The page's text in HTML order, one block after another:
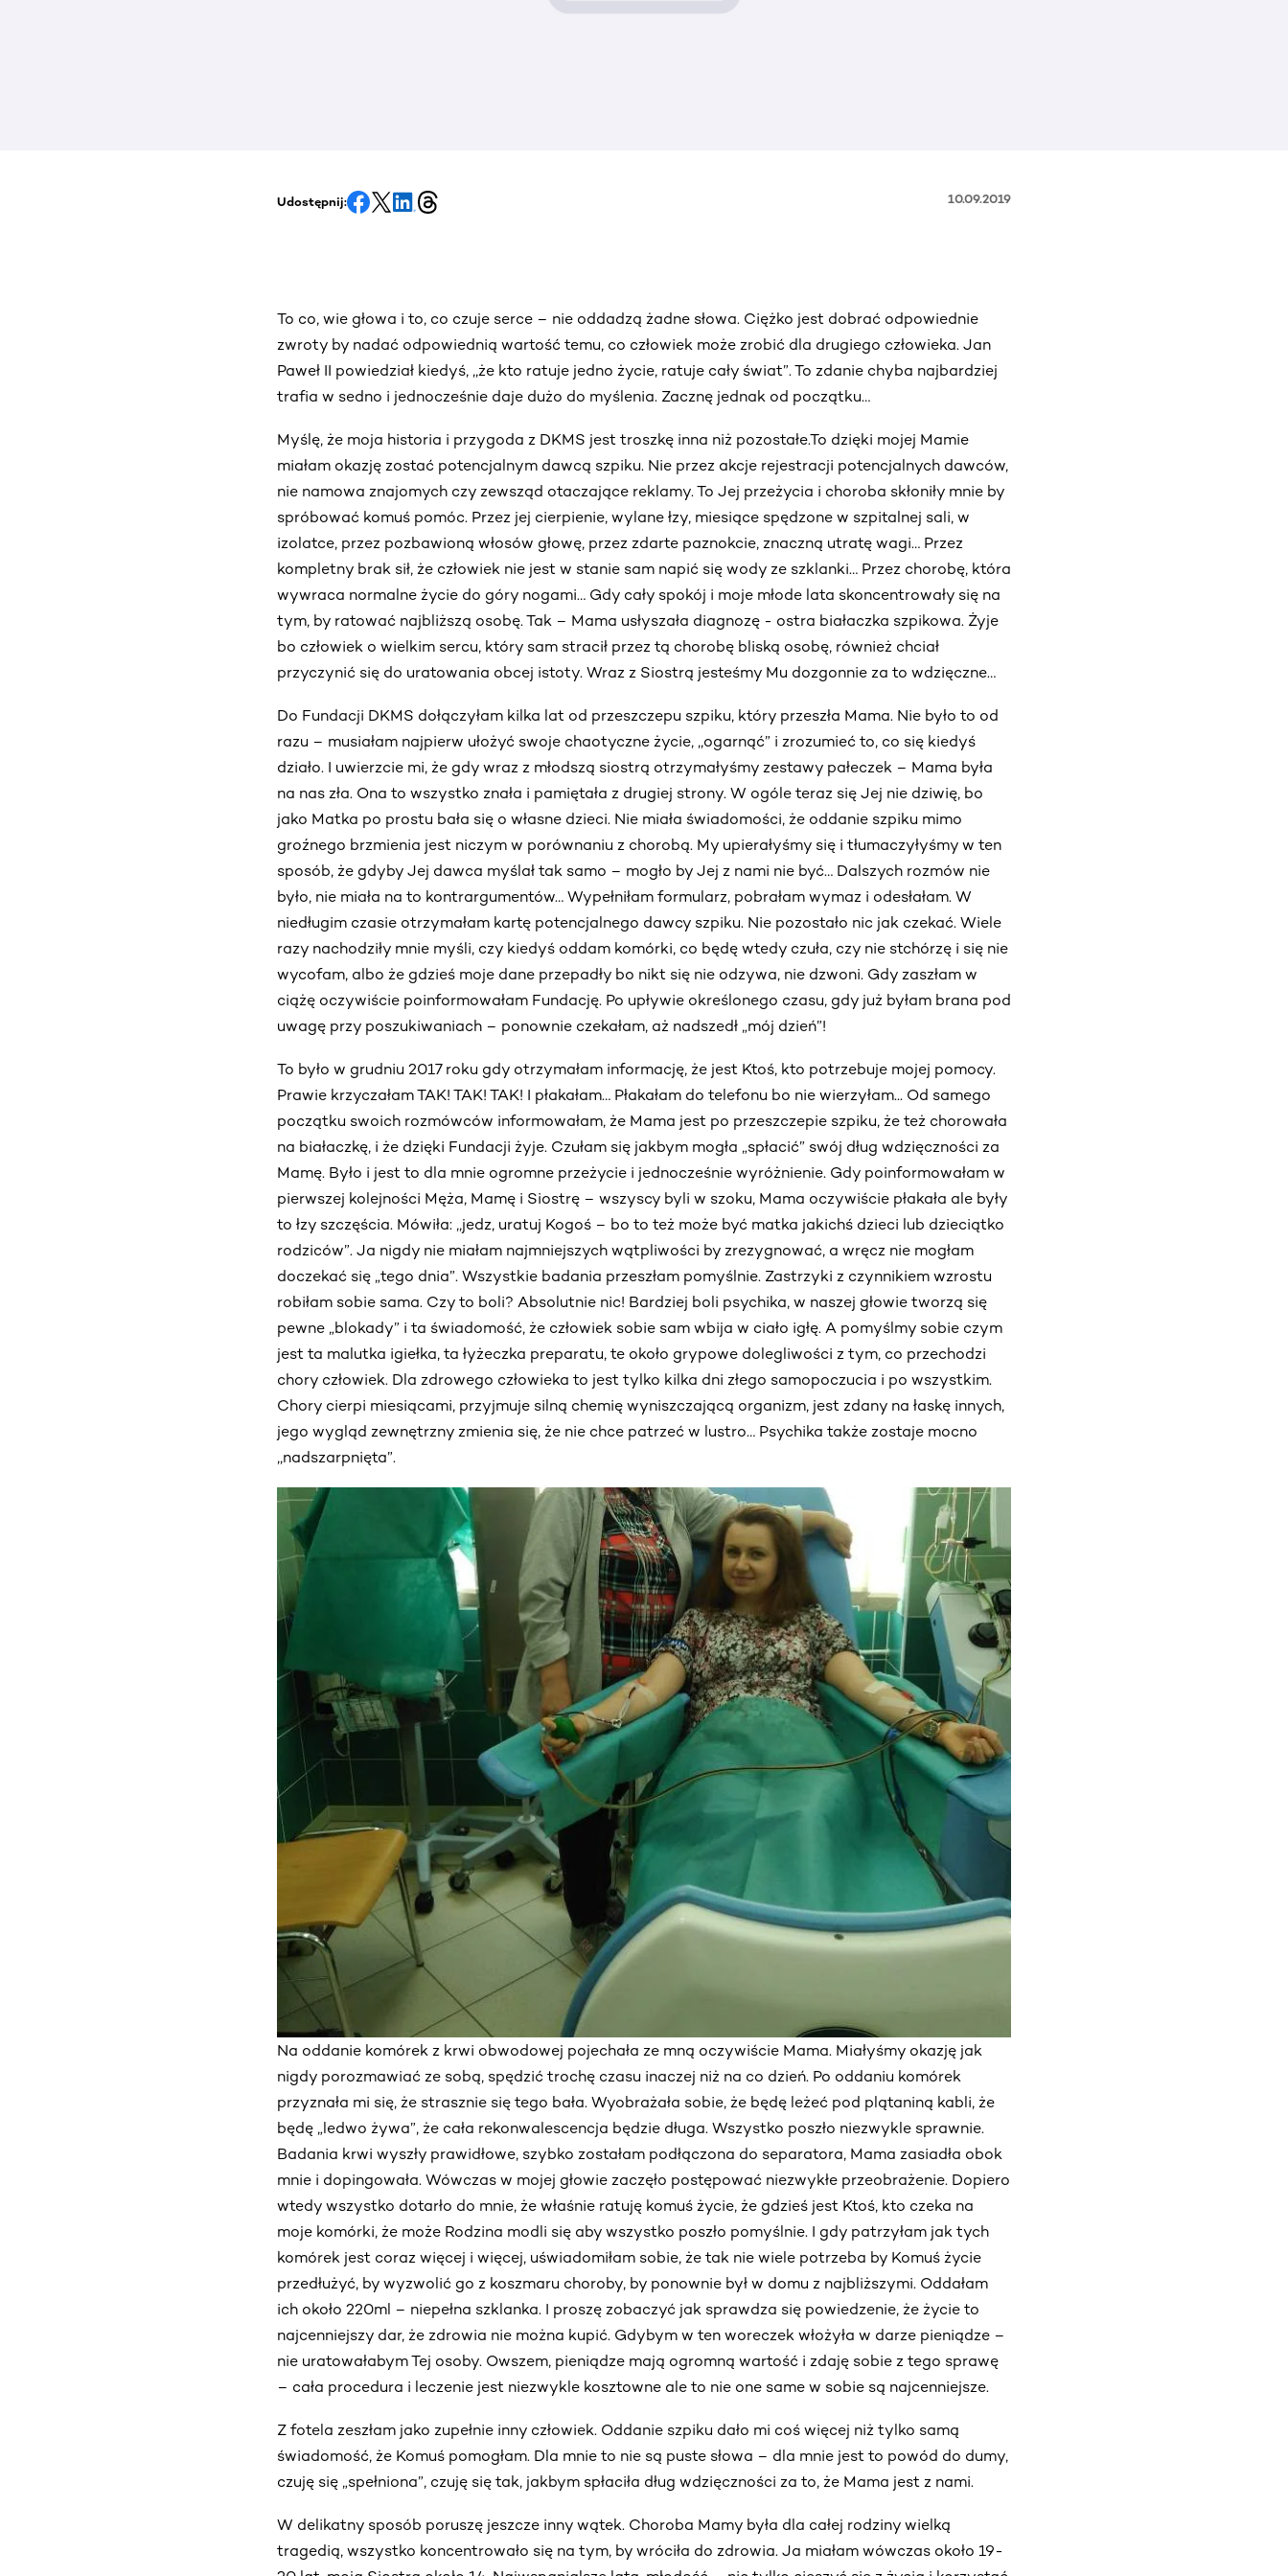
Udostępnij: 10.09.2019
To co, wie głowa i to, co czuje serce – nie oddadzą żadne słowa. Ciężko jest dobrać odpowiednie
zwroty by nadać odpowiednią wartość temu, co człowiek może zrobić dla drugiego człowieka. Jan
Paweł II powiedział kiedyś, ,,że kto ratuje jedno życie, ratuje cały świat”. To zdanie chyba najbardziej
trafia w sedno i jednocześnie daje dużo do myślenia. Zacznę jednak od początku…
Myślę, że moja historia i przygoda z DKMS jest troszkę inna niż pozostałe.To dzięki mojej Mamie
miałam okazję zostać potencjalnym dawcą szpiku. Nie przez akcje rejestracji potencjalnych dawców,
nie namowa znajomych czy zewsząd otaczające reklamy. To Jej przeżycia i choroba skłoniły mnie by
spróbować komuś pomóc. Przez jej cierpienie, wylane łzy, miesiące spędzone w szpitalnej sali, w
izolatce, przez pozbawioną włosów głowę, przez zdarte paznokcie, znaczną utratę wagi… Przez
kompletny brak sił, że człowiek nie jest w stanie sam napić się wody ze szklanki… Przez chorobę, która
wywraca normalne życie do góry nogami… Gdy cały spokój i moje młode lata skoncentrowały się na
tym, by ratować najbliższą osobę. Tak – Mama usłyszała diagnozę - ostra białaczka szpikowa. Żyje
bo człowiek o wielkim sercu, który sam stracił przez tą chorobę bliską osobę, również chciał
przyczynić się do uratowania obcej istoty. Wraz z Siostrą jesteśmy Mu dozgonnie za to wdzięczne…
Do Fundacji DKMS dołączyłam kilka lat od przeszczepu szpiku, który przeszła Mama. Nie było to od
razu – musiałam najpierw ułożyć swoje chaotyczne życie, ,,ogarnąć” i zrozumieć to, co się kiedyś
działo. I uwierzcie mi, że gdy wraz z młodszą siostrą otrzymałyśmy zestawy pałeczek – Mama była
na nas zła. Ona to wszystko znała i pamiętała z drugiej strony. W ogóle teraz się Jej nie dziwię, bo
jako Matka po prostu bała się o własne dzieci. Nie miała świadomości, że oddanie szpiku mimo
groźnego brzmienia jest niczym w porównaniu z chorobą. My upierałyśmy się i tłumaczyłyśmy w ten
sposób, że gdyby Jej dawca myślał tak samo – mogło by Jej z nami nie być… Dalszych rozmów nie
było, nie miała na to kontrargumentów… Wypełniłam formularz, pobrałam wymaz i odesłałam. W
niedługim czasie otrzymałam kartę potencjalnego dawcy szpiku. Nie pozostało nic jak czekać. Wiele
razy nachodziły mnie myśli, czy kiedyś oddam komórki, co będę wtedy czuła, czy nie stchórzę i się nie
wycofam, albo że gdzieś moje dane przepadły bo nikt się nie odzywa, nie dzwoni. Gdy zaszłam w
ciążę oczywiście poinformowałam Fundację. Po upływie określonego czasu, gdy już byłam brana pod
uwagę przy poszukiwaniach – ponownie czekałam, aż nadszedł „mój dzień”!
To było w grudniu 2017 roku gdy otrzymałam informację, że jest Ktoś, kto potrzebuje mojej pomocy.
Prawie krzyczałam TAK! TAK! TAK! I płakałam… Płakałam do telefonu bo nie wierzyłam... Od samego
początku swoich rozmówców informowałam, że Mama jest po przeszczepie szpiku, że też chorowała
na białaczkę, i że dzięki Fundacji żyje. Czułam się jakbym mogła „spłacić” swój dług wdzięczności za
Mamę. Było i jest to dla mnie ogromne przeżycie i jednocześnie wyróżnienie. Gdy poinformowałam w
pierwszej kolejności Męża, Mamę i Siostrę – wszyscy byli w szoku, Mama oczywiście płakała ale były
to łzy szczęścia. Mówiła: ,,jedz, uratuj Kogoś – bo to też może być matka jakichś dzieci lub dzieciątko
rodziców”. Ja nigdy nie miałam najmniejszych wątpliwości by zrezygnować, a wręcz nie mogłam
doczekać się „tego dnia”. Wszystkie badania przeszłam pomyślnie. Zastrzyki z czynnikiem wzrostu
robiłam sobie sama. Czy to boli? Absolutnie nic! Bardziej boli psychika, w naszej głowie tworzą się
pewne „blokady” i ta świadomość, że człowiek sobie sam wbija w ciało igłę. A pomyślmy sobie czym
jest ta malutka igiełka, ta łyżeczka preparatu, te około grypowe dolegliwości z tym, co przechodzi
chory człowiek. Dla zdrowego człowieka to jest tylko kilka dni złego samopoczucia i po wszystkim.
Chory cierpi miesiącami, przyjmuje silną chemię wyniszczającą organizm, jest zdany na łaskę innych,
jego wygląd zewnętrzny zmienia się, że nie chce patrzeć w lustro… Psychika także zostaje mocno
,,nadszarpnięta”.
Na oddanie komórek z krwi obwodowej pojechała ze mną oczywiście Mama. Miałyśmy okazję jak
nigdy porozmawiać ze sobą, spędzić trochę czasu inaczej niż na co dzień. Po oddaniu komórek
przyznała mi się, że strasznie się tego bała. Wyobrażała sobie, że będę leżeć pod plątaniną kabli, że
będę „ledwo żywa”, że cała rekonwalescencja będzie długa. Wszystko poszło niezwykle sprawnie.
Badania krwi wyszły prawidłowe, szybko zostałam podłączona do separatora, Mama zasiadła obok
mnie i dopingowała. Wówczas w mojej głowie zaczęło postępować niezwykłe przeobrażenie. Dopiero
wtedy wszystko dotarło do mnie, że właśnie ratuję komuś życie, że gdzieś jest Ktoś, kto czeka na
moje komórki, że może Rodzina modli się aby wszystko poszło pomyślnie. I gdy patrzyłam jak tych
komórek jest coraz więcej i więcej, uświadomiłam sobie, że tak nie wiele potrzeba by Komuś życie
przedłużyć, by wyzwolić go z koszmaru choroby, by ponownie był w domu z najbliższymi. Oddałam
ich około 220ml – niepełna szklanka. I proszę zobaczyć jak sprawdza się powiedzenie, że życie to
najcenniejszy dar, że zdrowia nie można kupić. Gdybym w ten woreczek włożyła w darze pieniądze –
nie uratowałabym Tej osoby. Owszem, pieniądze mają ogromną wartość i zdaję sobie z tego sprawę
– cała procedura i leczenie jest niezwykle kosztowne ale to nie one same w sobie są najcenniejsze.
Z fotela zeszłam jako zupełnie inny człowiek. Oddanie szpiku dało mi coś więcej niż tylko samą
świadomość, że Komuś pomogłam. Dla mnie to nie są puste słowa – dla mnie jest to powód do dumy,
czuję się „spełniona”, czuję się tak, jakbym spłaciła dług wdzięczności za to, że Mama jest z nami.
W delikatny sposób poruszę jeszcze inny wątek. Choroba Mamy była dla całej rodziny wielką
tragedią, wszystko koncentrowało się na tym, by wróciła do zdrowia. Ja miałam wówczas około 19-